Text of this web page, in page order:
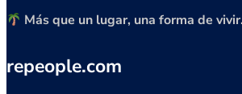
Más que un lugar, una forma de vivir.
repeople.com